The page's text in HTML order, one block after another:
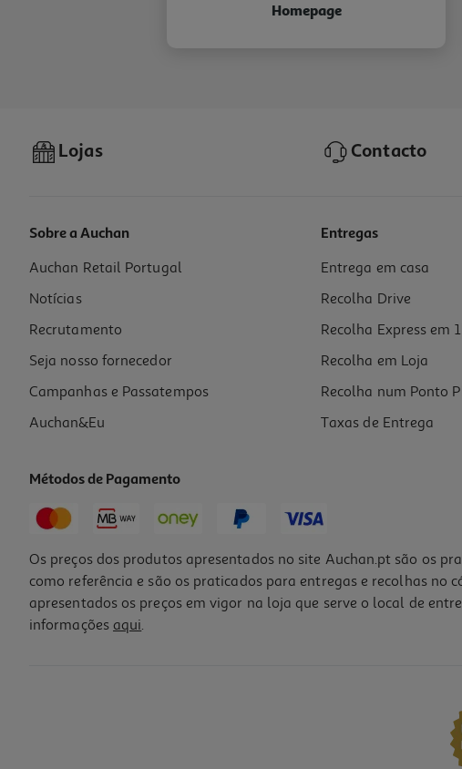
Homepage
Lojas Contacto
Sobre a Auchan
Auchan Retail Portugal
Notícias
Recrutamento
Seja nosso fornecedor
Campanhas e Passatempos
Auchan&Eu
Entregas
Entrega em casa
Recolha Drive
Recolha Express em
Recolha em Loja
Recolha num Ponto
Taxas de Entrega
Métodos de Pagamento
Os preços dos produtos apresentados no site Auchan.pt são os
como referência e são os praticados para entregas e recolhas
apresentados os preços em vigor na loja que serve o local de
informações aqui.